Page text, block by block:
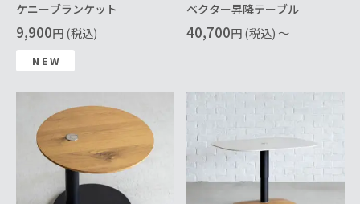
ケニーブランケット
9,900円 (税込)
NEW
ベクター昇降テーブル
40,700円 (税込) ～